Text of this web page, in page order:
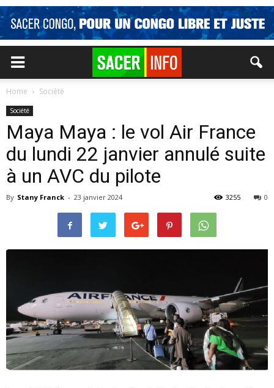
Home Société
Société
Maya Maya : le vol Air France
du lundi 22 janvier annulé suite
à un AVC du pilote
By Stany Franck - 23 janvier 2024 0
3255